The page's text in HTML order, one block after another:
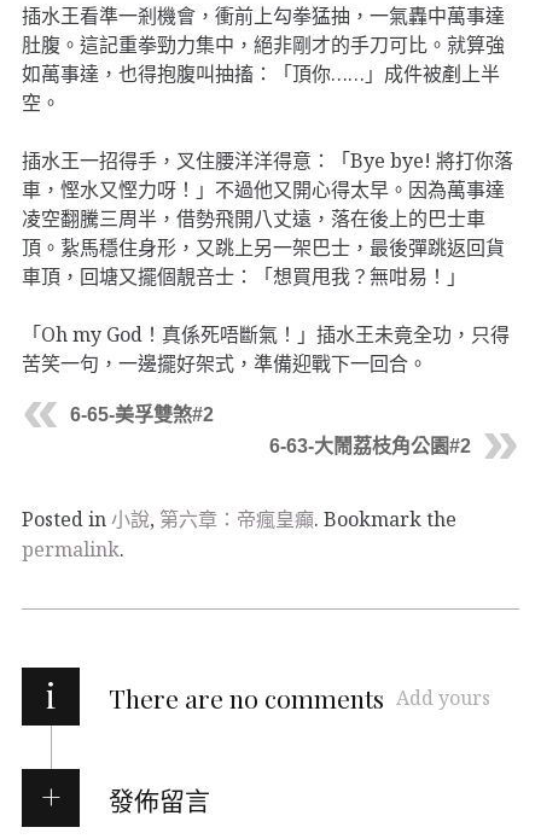
插水王看準一剎機會，衝前上勾拳猛抽，一氣轟中萬事達
肚腹。這記重拳勁力集中，絕非剛才的手刀可比。就算強
如萬事達，也得抱腹叫抽搐：「頂你……」成件被剷上半
空。
插水王一招得手，叉住腰洋洋得意：「Bye bye! 將打你落
車，慳水又慳力呀！」不過他又開心得太早。因為萬事達
凌空翻騰三周半，借勢飛開八丈遠，落在後上的巴士車
頂。紥馬穩住身形，又跳上另一架巴士，最後彈跳返回貨
車頂，回塘又擺個靚咅士：「想買甩我？無咁易！」
「Oh my God！真係死唔斷氣！」插水王未竟全功，只得
苦笑一句，一邊擺好架式，準備迎戰下一回合。
6-65-美孚雙煞#2
6-63-大鬧荔枝角公園#2
Posted in小說, 第六章：帝瘋皇癲. Bookmark the
permalink.
i There are no comments Add yours
發佈留言